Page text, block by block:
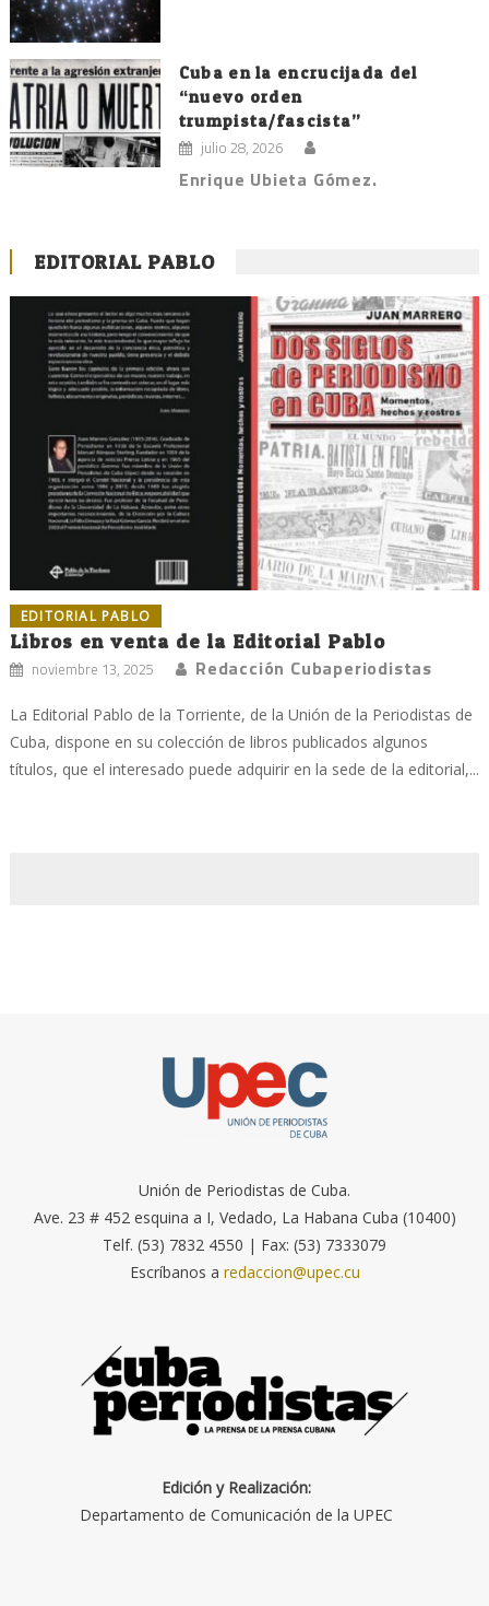
Cuba en la encrucijada del
“nuevo orden
trumpista/fascista”
julio 28, 2026
Enrique Ubieta Gómez.
EDITORIAL PABLO
EDITORIAL PABLO
Libros en venta de la Editorial Pablo
noviembre 13, 2025 Redacción Cubaperiodistas
La Editorial Pablo de la Torriente, de la Unión de la Periodistas de
Cuba, dispone en su colección de libros publicados algunos
títulos, que el interesado puede adquirir en la sede de la editorial,...
Unión de Periodistas de Cuba.
Ave. 23 # 452 esquina a I, Vedado, La Habana Cuba (10400)
Telf. (53) 7832 4550 | Fax: (53) 7333079
Escríbanos a redaccion@upec.cu
Edición y Realización:
Departamento de Comunicación de la UPEC